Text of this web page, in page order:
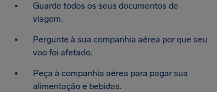
Guarde todos os seus documentos de
viagem.
Pergunte à sua companhia aérea por que seu
voo foi afetado.
Peça à companhia aérea para pagar sua
alimentação e bebidas.